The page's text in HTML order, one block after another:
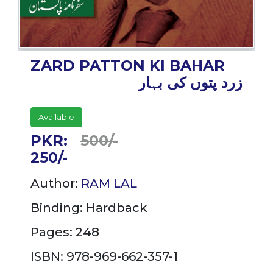
ZARD PATTON KI BAHAR
زرد پتوں کی بہار
Available
PKR: 500/-
250/-
Author: RAM LAL
Binding: Hardback
Pages: 248
ISBN: 978-969-662-357-1